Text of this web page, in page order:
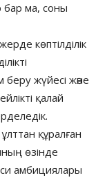
бар ма, соны
көптілділік
беру жүйесі және
қалай
құралған
өзінде
амбициялары